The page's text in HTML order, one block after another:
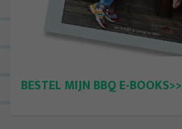
BESTEL MIJN BBQ E-BOOKS>>